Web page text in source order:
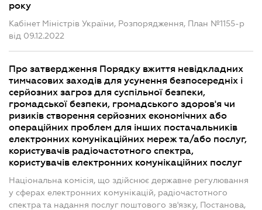
року
Кабінет Міністрів України, Розпорядження, План №1155-р
від 09.12.2022
Про затвердження Порядку вжиття невідкладних
тимчасових заходів для усунення безпосередніх і
серйозних загроз для суспільної безпеки,
громадської безпеки, громадського здоров'я чи
ризиків створення серйозних економічних або
операційних проблем для інших постачальників
електронних комунікаційних мереж та/або послуг,
користувачів радіочастотного спектра,
користувачів електронних комунікаційних послуг
Національна комісія, що здійснює державне регулювання
у сферах електронних комунікацій, радіочастотного
спектра та надання послуг поштового зв'язку, Постанова,